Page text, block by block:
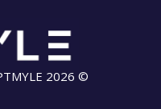
© 2026 PTMYLE، جميع الحقوق محفوظة.